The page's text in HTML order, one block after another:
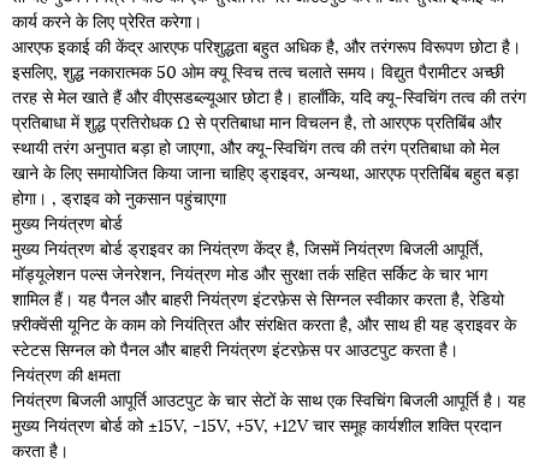
कार्य करने के लिए प्रेरित करेगा।
आरएफ इकाई की केंद्र आरएफ परिशुद्धता बहुत अधिक है, और तरंगरूप विरूपण छोटा है।
इसलिए, शुद्ध नकारात्मक 50 ओम क्यू स्विच तत्व चलाते समय। विद्युत पैरामीटर अच्छी
तरह से मेल खाते हैं और वीएसडब्ल्यूआर छोटा है। हालाँकि, यदि क्यू-स्विचिंग तत्व की तरंग
प्रतिबाधा में शुद्ध प्रतिरोधक Ω से प्रतिबाधा मान विचलन है, तो आरएफ प्रतिबिंब और
स्थायी तरंग अनुपात बड़ा हो जाएगा, और क्यू-स्विचिंग तत्व की तरंग प्रतिबाधा को मेल
खाने के लिए समायोजित किया जाना चाहिए ड्राइवर, अन्यथा, आरएफ प्रतिबिंब बहुत बड़ा
होगा। , ड्राइव को नुकसान पहुंचाएगा
मुख्य नियंत्रण बोर्ड
मुख्य नियंत्रण बोर्ड ड्राइवर का नियंत्रण केंद्र है, जिसमें नियंत्रण बिजली आपूर्ति,
मॉड्यूलेशन पल्स जेनरेशन, नियंत्रण मोड और सुरक्षा तर्क सहित सर्किट के चार भाग
शामिल हैं। यह पैनल और बाहरी नियंत्रण इंटरफ़ेस से सिग्नल स्वीकार करता है, रेडियो
फ़्रीक्वेंसी यूनिट के काम को नियंत्रित और संरक्षित करता है, और साथ ही यह ड्राइवर के
स्टेटस सिग्नल को पैनल और बाहरी नियंत्रण इंटरफ़ेस पर आउटपुट करता है।
नियंत्रण की क्षमता
नियंत्रण बिजली आपूर्ति आउटपुट के चार सेटों के साथ एक स्विचिंग बिजली आपूर्ति है। यह
मुख्य नियंत्रण बोर्ड को ±15V, -15V, +5V, +12V चार समूह कार्यशील शक्ति प्रदान
करता है।